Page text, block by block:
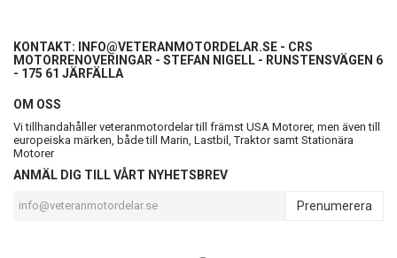
KONTAKT: INFO@VETERANMOTORDELAR.SE - CRS
MOTORRENOVERINGAR - STEFAN NIGELL - RUNSTENSVÄGEN 6
- 175 61 JÄRFÄLLA
OM OSS
Vi tillhandahåller veteranmotordelar till främst USA Motorer, men även till
europeiska märken, både till Marin, Lastbil, Traktor samt Stationära
Motorer
ANMÄL DIG TILL VÅRT NYHETSBREV
Prenumerera